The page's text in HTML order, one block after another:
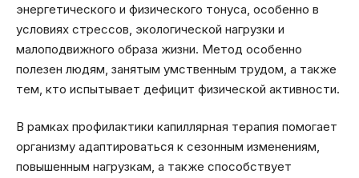
энергетического и физического тонуса, особенно в
условиях стрессов, экологической нагрузки и
малоподвижного образа жизни. Метод особенно
полезен людям, занятым умственным трудом, а также
тем, кто испытывает дефицит физической активности.
В рамках профилактики капиллярная терапия помогает
организму адаптироваться к сезонным изменениям,
повышенным нагрузкам, а также способствует